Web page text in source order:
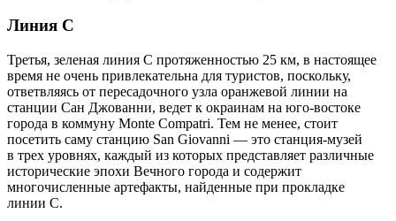
Линия С
Третья, зеленая линия С протяженностью 25 км, в настоящее
время не очень привлекательна для туристов, поскольку,
ответвляясь от пересадочного узла оранжевой линии на
станции Сан Джованни, ведет к окраинам на юго-востоке
города в коммуну Monte Compatri. Тем не менее, стоит
посетить саму станцию San Giovanni — это станция-музей
в трех уровнях, каждый из которых представляет различные
исторические эпохи Вечного города и содержит
многочисленные артефакты, найденные при прокладке
линии С.